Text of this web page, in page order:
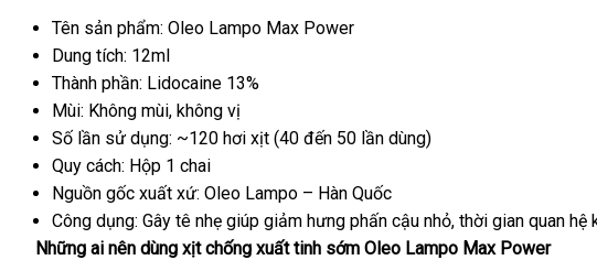
Tên sản phẩm: Oleo Lampo Max Power
Dung tích: 12ml
Thành phần: Lidocaine 13%
Mùi: Không mùinhập
hàng
, không vị
Số lần sử dụng: ~120 hơi xịt (40 đến 50 lần dùng)
Quy cách: Hộp 1 chai
Nguồn gốc xuất xứ: Oleo Lampo – Hàn Quốc
Công dụng: Gây tê nhẹ giúp giảm hưng phấn cậu nhỏtại
nhà
, thời gian quan
facebook
Những ai nên dùng xịt chống xuất tinh sớm Oleo Lampo Max Power